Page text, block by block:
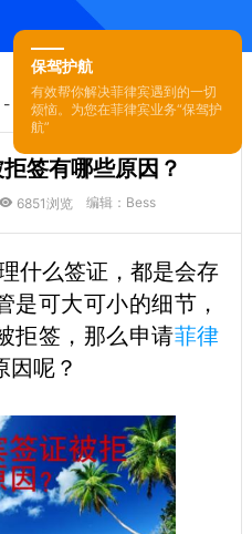
保驾护航
有效帮你解决菲律宾遇到的一切
烦恼。为您在菲律宾业务“保驾护
航”
正文
签有哪些原因？
6851浏览 编辑：Bess
什么签证，都是会存
是可大可小的细节，
拒签，那么申请菲律
因呢？